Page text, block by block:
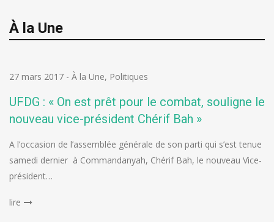
À la Une
27 mars 2017 - À la Une, Politiques
UFDG : « On est prêt pour le combat, souligne le
nouveau vice-président Chérif Bah »
A l’occasion de l’assemblée générale de son parti qui s’est tenue
samedi dernier à Commandanyah, Chérif Bah, le nouveau Vice-
président…
lire